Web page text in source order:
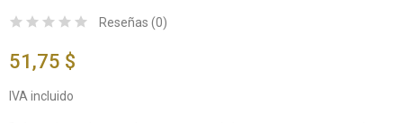
Reseñas (0)
51,75 $
IVA incluido